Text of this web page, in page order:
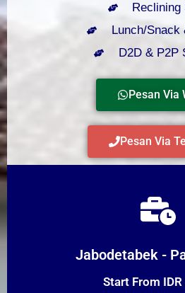
Reclining
Lunch/Snack
D2D & P2P
Pesan Via
Pesan Via
Jabodetabek -
Start From